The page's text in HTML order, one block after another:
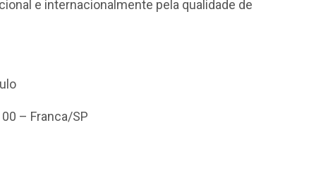
e internacionalmente pela qualidade de
– Franca/SP